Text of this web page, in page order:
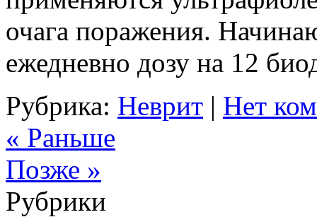
очага поражения.
ежедневно дозу на 12
Рубрика: Неврит | Нет
« Раньше
Позже »
Рубрики